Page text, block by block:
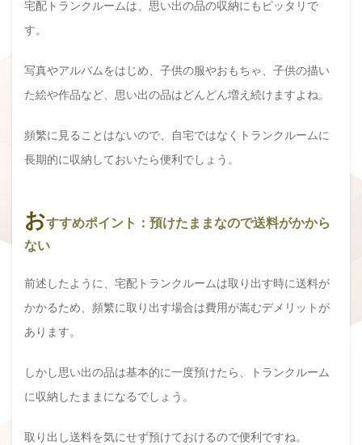
宅配トランクルームは、思い出の品の収納にもピッタリで
す。
写真やアルバムをはじめ、子供の服やおもちゃ、子供の描い
た絵や作品など、思い出の品はどんどん増え続けますよね。
頻繁に見ることはないので、自宅ではなくトランクルームに
長期的に収納しておいたら便利でしょう。
おすすめポイント：預けたままなので送料がかから
ない
前述したように、宅配トランクルームは取り出す時に送料が
かかるため、頻繁に取り出す場合は費用が嵩むデメリットが
あります。
しかし思い出の品は基本的に一度預けたら、トランクルーム
に収納したままになるでしょう。
取り出し送料を気にせず預けておけるので便利ですね。